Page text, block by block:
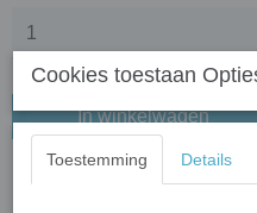
In winkelwagen
Pendelboek voor
Cookies toestaan
Toestemming Details